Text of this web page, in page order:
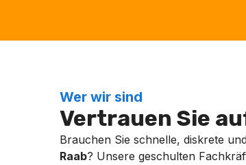
Wer wir sind
Vertrauen Sie
Brauchen Sie schnelle, diskrete
Raab? Unsere geschulten